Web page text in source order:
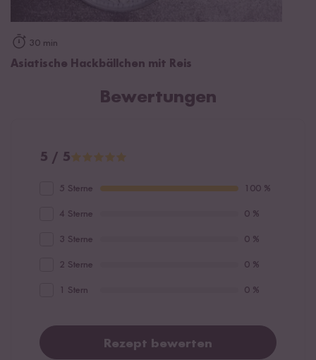
30 min
Asiatische Hackbällchen mit Reis
Bewertungen
5 / 5
5 Sterne 100 %
4 Sterne 0 %
3 Sterne 0 %
2 Sterne 0 %
1 Stern 0 %
Rezept bewerten